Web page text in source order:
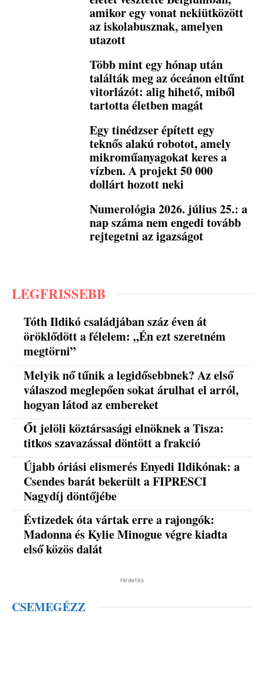
amikor egy vonat nekiütközött
az iskolabusznak, amelyen
utazott
Több mint egy hónap után
találták meg az óceánon eltűnt
vitorlázót: alig hihető, miből
tartotta életben magát
Egy tinédzser épített egy
teknős alakú robotot, amely
mikroműanyagokat keres a
vízben. A projekt 50 000
dollárt hozott neki
Numerológia 2026. július 25.: a
nap száma nem engedi tovább
rejtegetni az igazságot
LEGFRISSEBB
Tóth Ildikó családjában száz éven át
öröklődött a félelem: „Én ezt szeretném
megtörni”
Melyik nő tűnik a legidősebbnek? Az első
válaszod meglepően sokat árulhat el arról,
hogyan látod az embereket
Őt jelöli köztársasági elnöknek a Tisza:
titkos szavazással döntött a frakció
Újabb óriási elismerés Enyedi Ildikónak: a
Csendes barát bekerült a FIPRESCI
Nagydíj döntőjébe
Évtizedek óta vártak erre a rajongók:
Madonna és Kylie Minogue végre kiadta
első közös dalát
Hirdetés
CSEMEGÉZZ